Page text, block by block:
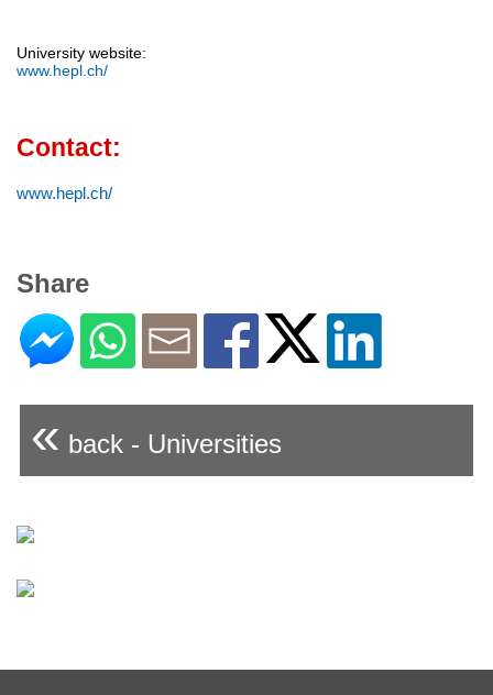
University website:
www.hepl.ch/
Contact:
www.hepl.ch/
Share
« back - Universities